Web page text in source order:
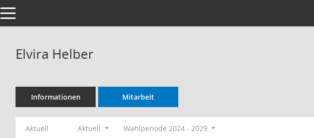
Toggle navigation
Elvira Helber
Informationen Mitarbeit
Aktuell Aktuell Wahlperiode 2024 - 2029